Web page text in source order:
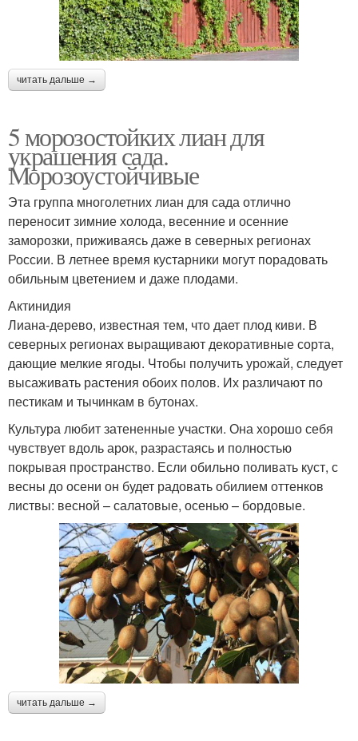
читать дальше →
5 морозостойких лиан для
украшения сада.
Морозоустойчивые
Эта группа многолетних лиан для сада отлично
переносит зимние холода, весенние и осенние
заморозки, приживаясь даже в северных регионах
России. В летнее время кустарники могут порадовать
обильным цветением и даже плодами.
Актинидия
Лиана-дерево, известная тем, что дает плод киви. В
северных регионах выращивают декоративные сорта,
дающие мелкие ягоды. Чтобы получить урожай, следует
высаживать растения обоих полов. Их различают по
пестикам и тычинкам в бутонах.
Культура любит затененные участки. Она хорошо себя
чувствует вдоль арок, разрастаясь и полностью
покрывая пространство. Если обильно поливать куст, с
весны до осени он будет радовать обилием оттенков
листвы: весной – салатовые, осенью – бордовые.
читать дальше →